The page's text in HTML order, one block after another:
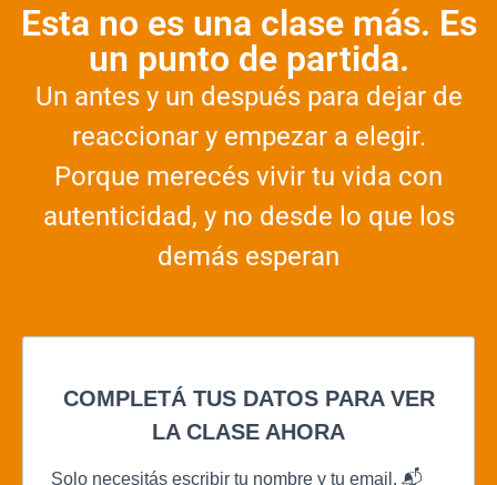
Esta no es una clase más. Es
un punto de partida.
Un antes y un después para dejar de
reaccionar y empezar a elegir.
Porque merecés vivir tu vida con
autenticidad, y no desde lo que los
demás esperan